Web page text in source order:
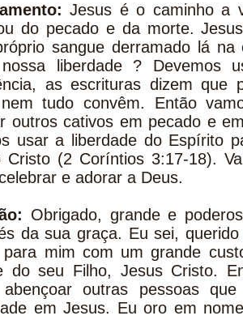
Jesus é o caminho a
do pecado e da morte.
sangue derramado lá
liberdade ? Devemos
as escrituras dizem que
tudo convêm. Então
outros cativos em pecado e
usar a liberdade do Espírito
Cristo (2 Coríntios 3:17-18).
e adorar a Deus.
Obrigado, grande e
da sua graça. Eu sei,
para mim com um grande
do seu Filho, Jesus Cristo.
outras pessoas
em Jesus. Eu oro em